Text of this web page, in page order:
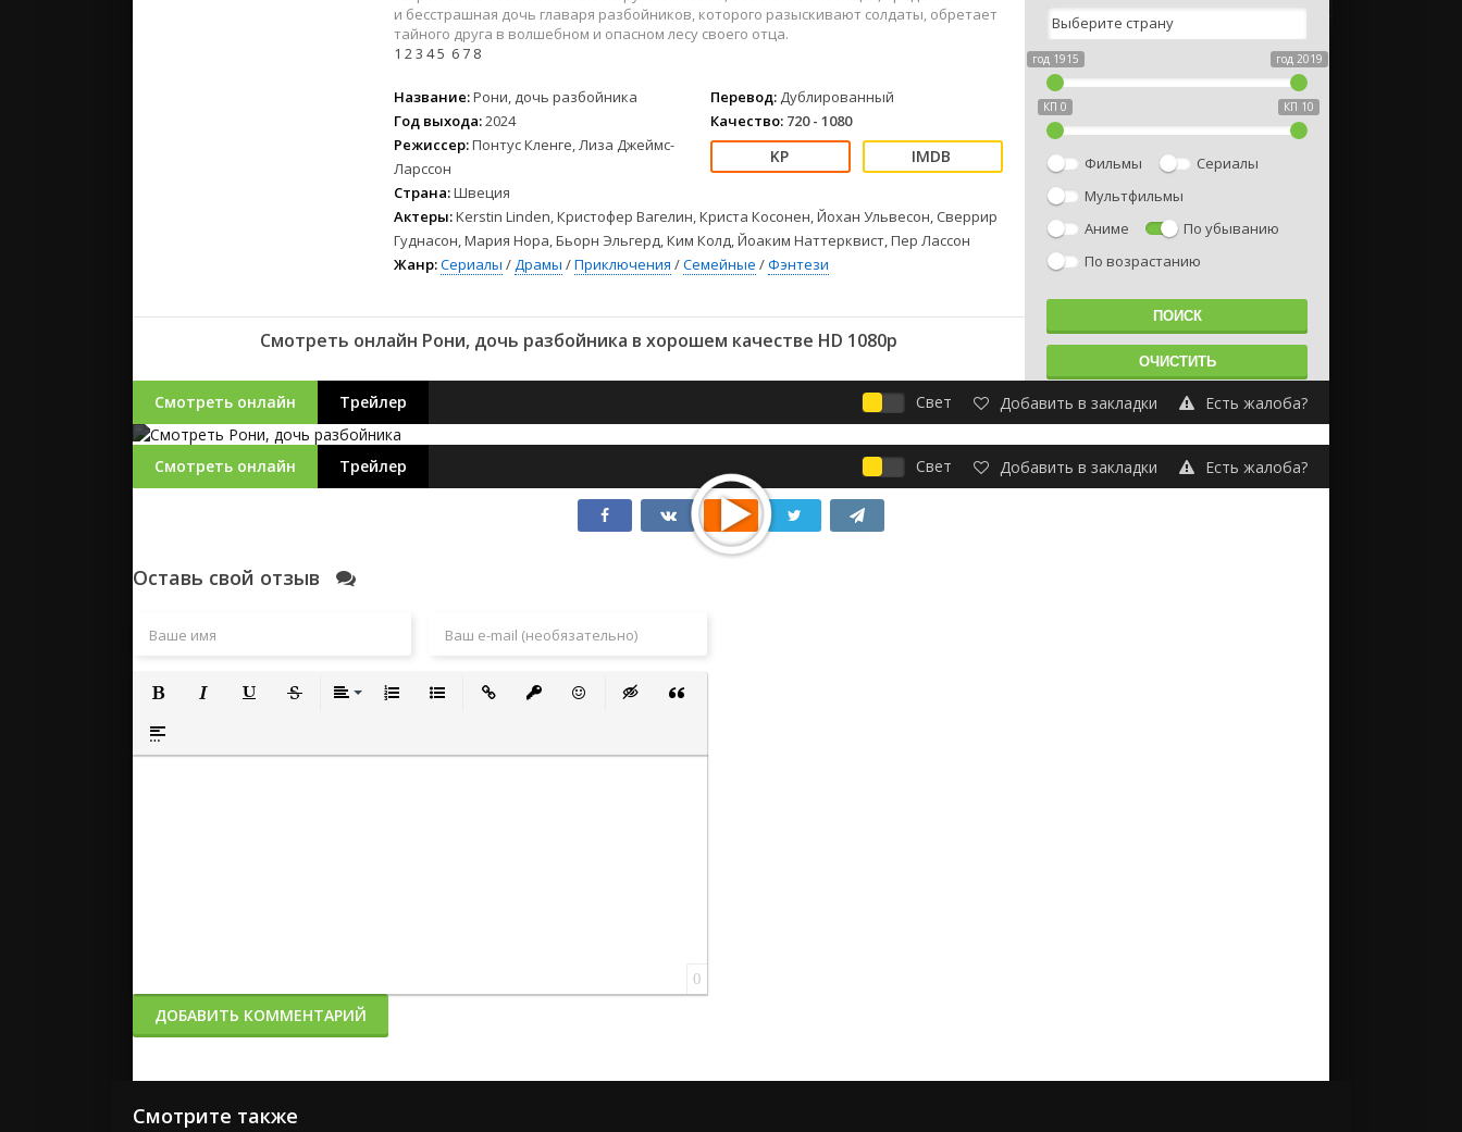
2022
2021
Русские
СССР
Зарубежные
Детские
Фантастика
Фэнтези
Русские
СССР
Зарубежные
и бесстрашная дочь главаря разбойников, которого разыскивают солдаты, обретает
тайного друга в волшебном и опасном лесу своего отца.
1 23 45 67 8
Название:Рони, дочь разбойника
Год выхода:2024
Режиссер:Понтус Кленге, Лиза Джеймс-
Ларссон
Страна:Швеция
Перевод: Дублированный
Качество: 720 - 1080
Актеры:Kerstin Linden, Кристофер Вагелин, Криста Косонен, Йохан Ульвесон, Сверрир
Гуднасон, Мария Нора, Бьорн Эльгерд, Ким Колд, Йоаким Наттерквист, Пер Лассон
Жанр:Сериалы /Драмы /Приключения /Семейные /Фэнтези
Смотреть онлайн Рони, дочь разбойника в хорошем качестве HD 1080p
год 1915 год 2019
КП 0 КП 10
Фильмы
Сериалы
Мультфильмы
Аниме
По убыванию
По возрастанию
Смотреть онлайн Трейлер Свет Добавить в закладки Есть жалоба?
Смотреть онлайн Трейлер Свет Добавить в закладки Есть жалоба?
Оставь свой отзыв
Полужирный
Вставка спойлера
0
ДОБАВИТЬ КОММЕНТАРИЙ
Смотрите также